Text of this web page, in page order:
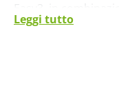
Easy3, in
associare
Leggi tutto